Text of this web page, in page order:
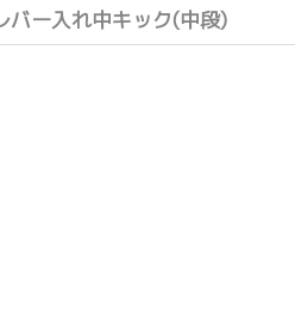
バー入れ中キック(中段)